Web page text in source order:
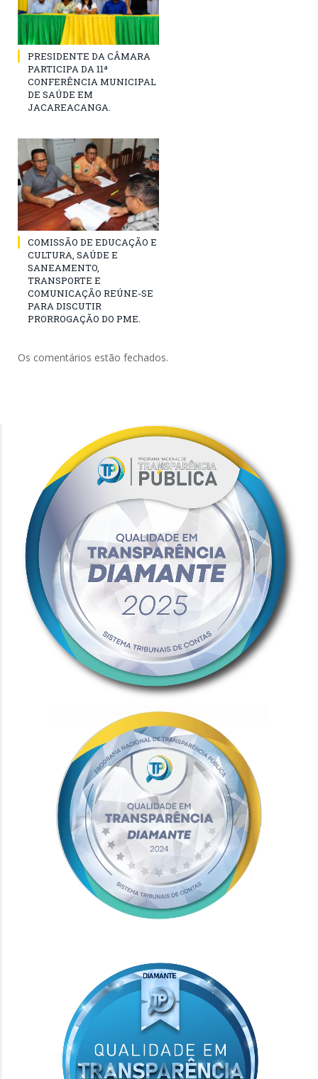
PRESIDENTE DA CÂMARA
PARTICIPA DA 11ª
CONFERÊNCIA MUNICIPAL
DE SAÚDE EM
JACAREACANGA.
COMISSÃO DE EDUCAÇÃO E
CULTURA, SAÚDE E
SANEAMENTO,
TRANSPORTE E
COMUNICAÇÃO REÚNE-SE
PARA DISCUTIR
PRORROGAÇÃO DO PME.
Os comentários estão fechados.